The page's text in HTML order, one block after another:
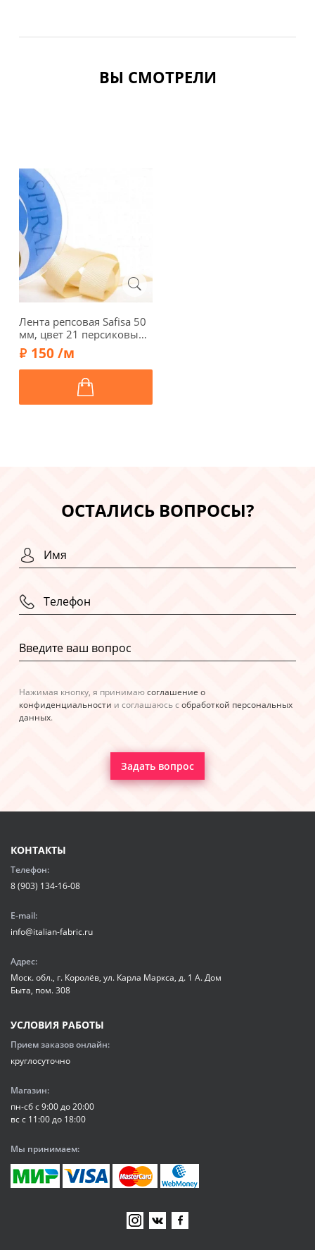
ВЫ СМОТРЕЛИ
Лента репсовая Safisa 50
мм, цвет 21 персиковый
айвори
150 /м
ОСТАЛИСЬ ВОПРОСЫ?
Нажимая кнопку, я принимаюсоглашение о
конфиденциальности и соглашаюсь с обработкой персональных
данных.
Задать вопрос
КОНТАКТЫ
Телефон:
8 (903) 134-16-08
E-mail:
info@italian-fabric.ru
Адрес:
Моск. обл., г. Королёв, ул. Карла Маркса, д. 1 А. Дом
Быта, пом. 308
УСЛОВИЯ РАБОТЫ
Прием заказов онлайн:
круглосуточно
Магазин:
пн-сб с 9:00 до 20:00
вс с 11:00 до 18:00
Мы принимаем: